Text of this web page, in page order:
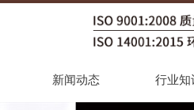
新闻动态 行业知